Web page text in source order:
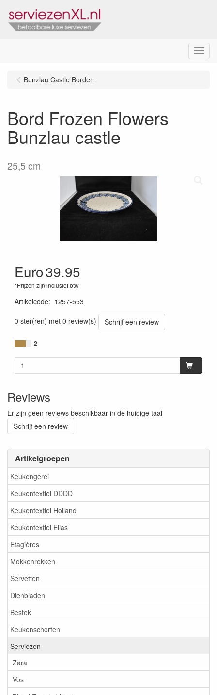
Menu
Artikelgroepen
Keukengerei
Keukentextiel DDDD
Keukentextiel Holland
Keukentextiel Elias
Etagières
Mokkenrekken
Servetten
Dienbladen
Bestek
Keukenschorten
Serviezen
Zara
Vos
Bunzlau Castle Borden
Bord Frozen Flowers
Bunzlau castle
25,5 cm
Euro39.95
*Prijzen zijn inclusief btw
Artikelcode: 1257-553
0 ster(ren) met 0 review(s)
Schrijf een review
2
Reviews
Er zijn geen reviews beschikbaar in de huidige taal
Schrijf een review